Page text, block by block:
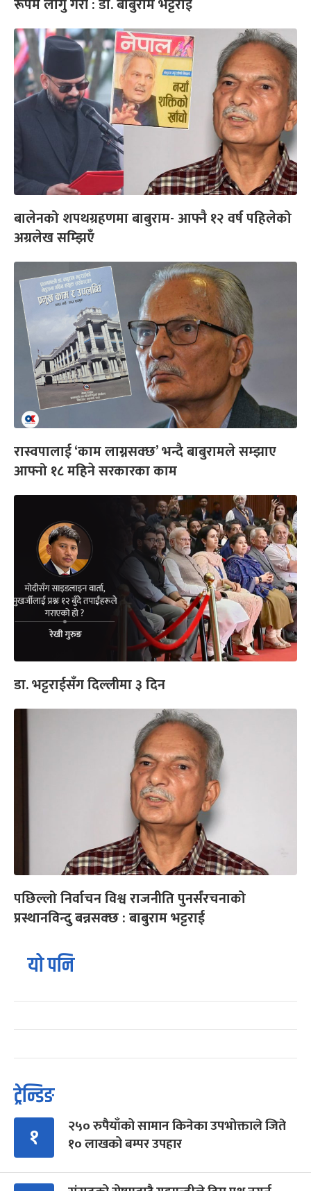
रूपमै लागु गरौं : डा. बाबुराम भट्टराई
बालेनको शपथग्रहणमा बाबुराम- आफ्नै १२ वर्ष पहिलेको
अग्रलेख सम्झिएँ
रास्वपालाई ‘काम लाग्नसक्छ’ भन्दै बाबुरामले सम्झाए
आफ्नो १८ महिने सरकारका काम
डा. भट्टराईसँग दिल्लीमा ३ दिन
पछिल्लो निर्वाचन विश्व राजनीति पुनर्संरचनाको
प्रस्थानविन्दु बन्नसक्छ : बाबुराम भट्टराई
यो पनि
ट्रेन्डिङ
१
२५० रुपैयाँको सामान किनेका उपभोक्ताले जिते
१० लाखको बम्पर उपहार